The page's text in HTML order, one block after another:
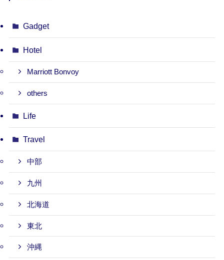
Gadget
Hotel
Marriott Bonvoy
others
Life
Travel
中部
九州
北海道
東北
沖縄